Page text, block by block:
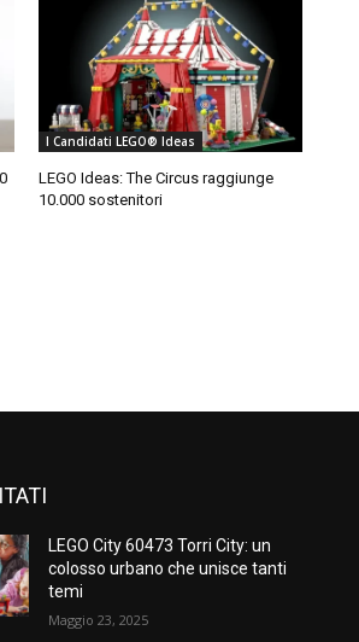
I Candidati LEGO® Ideas
LEGO Ideas: The Circus raggiunge
10.000 sostenitori
LEGO City 60473 Torri City: un
colosso urbano che unisce tanti
temi
Maggio 23, 2025